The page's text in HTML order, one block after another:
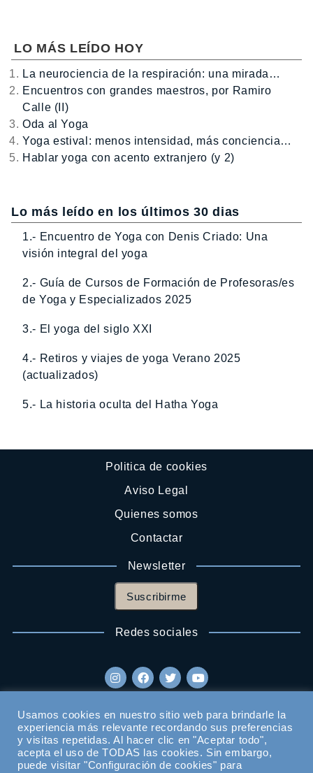
LO MÁS LEÍDO HOY
La neurociencia de la respiración: una mirada…
Encuentros con grandes maestros, por Ramiro
Calle (II)
Oda al Yoga
Yoga estival: menos intensidad, más conciencia…
Hablar yoga con acento extranjero (y 2)
Lo más leído en los últimos 30 dias
1.- Encuentro de Yoga con Denis Criado: Una
visión integral del yoga
2.- Guía de Cursos de Formación de Profesoras/es
de Yoga y Especializados 2025
3.- El yoga del siglo XXI
4.- Retiros y viajes de yoga Verano 2025
(actualizados)
5.- La historia oculta del Hatha Yoga
Politica de cookies
Aviso Legal
Quienes somos
Contactar
Newsletter
Suscribirme
Redes sociales
Usamos cookies en nuestro sitio web para brindarle la
experiencia más relevante recordando sus preferencias
y visitas repetidas. Al hacer clic en "Aceptar todo",
acepta el uso de TODAS las cookies. Sin embargo,
puede visitar "Configuración de cookies" para